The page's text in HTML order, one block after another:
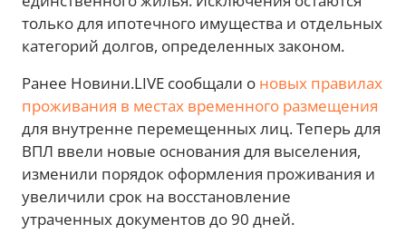
только для ипотечного имущества и отдельных
категорий долгов, определенных законом.
Ранее Новини.LIVE сообщали о новых правилах
проживания в местах временного размещения
для внутренне перемещенных лиц. Теперь для
ВПЛ ввели новые основания для выселения,
изменили порядок оформления проживания и
увеличили срок на восстановление
утраченных документов до 90 дней.